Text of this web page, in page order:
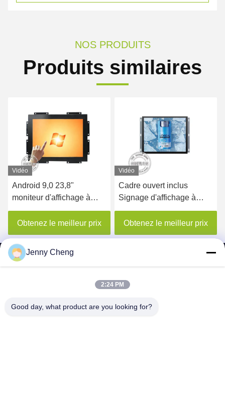
NOS PRODUITS
Produits similaires
Vidéo
Android 9,0 23,8"
moniteur d'affichage à
cristaux liquides de cadre
ouvert d'écran tactile de
PCAP
Obtenez le meilleur prix
Vidéo
Cadre ouvert inclus
Signage d'affichage à
cristaux liquides Digital de
15,6 IPS de pouce
Obtenez le meilleur prix
SHENZHEN MERCEDESTECHNOLOGY CO.,
Jenny Cheng
2:24 PM
Good day, what product are you looking for?